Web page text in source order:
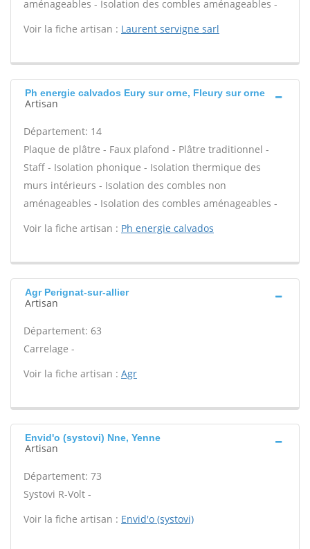
aménageables - Isolation des combles aménageables -
Voir la fiche artisan : Laurent servigne sarl
Ph energie calvados Eury sur orne, Fleury sur orne
Artisan
Département: 14
Plaque de plâtre - Faux plafond - Plâtre traditionnel -
Staff - Isolation phonique - Isolation thermique des
murs intérieurs - Isolation des combles non
aménageables - Isolation des combles aménageables -
Voir la fiche artisan : Ph energie calvados
Agr Perignat-sur-allier
Artisan
Département: 63
Carrelage -
Voir la fiche artisan : Agr
Envid'o (systovi) Nne, Yenne
Artisan
Département: 73
Systovi R-Volt -
Voir la fiche artisan : Envid'o (systovi)